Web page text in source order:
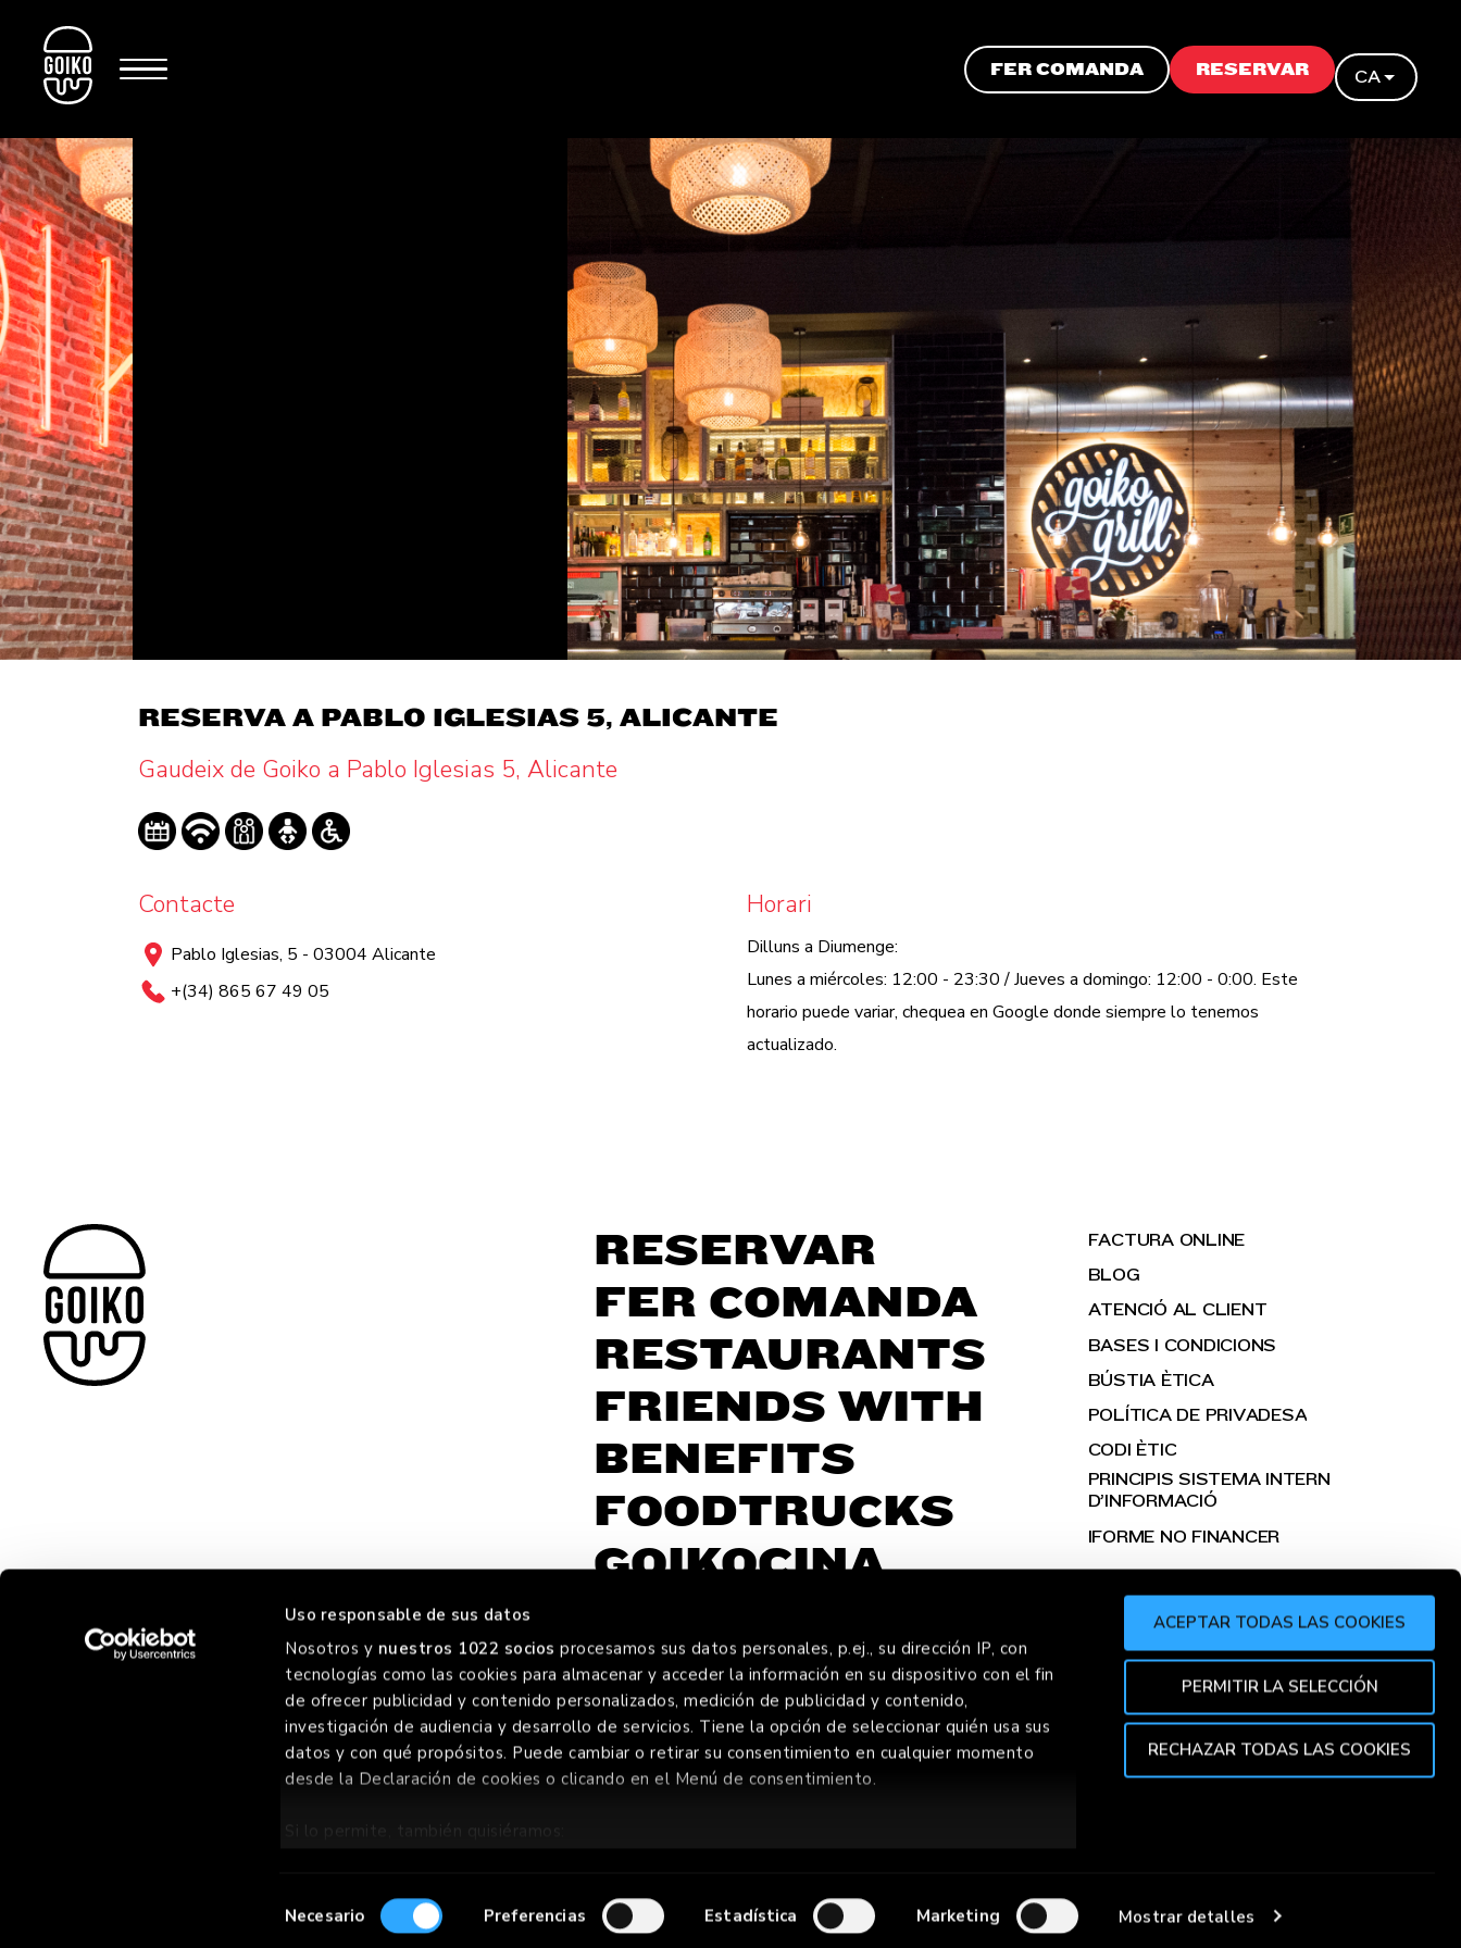
Uso responsable de sus datos
Nosotros y nuestros 1022 socios procesamos sus datos personales, p.ej., su dirección IP, con
tecnologías como las cookies para almacenar y acceder la información en su dispositivo con el fin
de ofrecer publicidad y contenido personalizados, medición de publicidad y contenido,
investigación de audiencia y desarrollo de servicios. Tiene la opción de seleccionar quién usa sus
datos y con qué propósitos. Puede cambiar o retirar su consentimiento en cualquier momento
desde la Declaración de cookies o clicando en el Menú de consentimiento.
Si lo permite, también quisiéramos:
Identificar su dispositivo analizándolo activamente para buscar características específicas
(huellas digitales)
de
Necesario Preferencias Estadística Marketing Mostrar detalles
ACEPTAR TODAS LAS COOKIES
PERMITIR LA SELECCIÓN
RECHAZAR TODAS LAS COOKIES
FER COMANDA RESERVAR CA
RESERVA A PABLO IGLESIAS 5, ALICANTE
Gaudeix de Goiko a Pablo Iglesias 5, Alicante
Contacte
Pablo Iglesias, 5 - 03004 Alicante
+(34) 865 67 49 05
Horari
Dilluns a Diumenge:
Lunes a miércoles: 12:00 - 23:30 / Jueves a domingo: 12:00 - 0:00. Este
horario puede variar, chequea en Google donde siempre lo tenemos
actualizado.
RESERVAR
FER COMANDA
RESTAURANTS
FRIENDS WITH
BENEFITS
FOODTRUCKS
GOIKOCINA
FACTURA ONLINE
BLOG
ATENCIÓ AL CLIENT
BASES I CONDICIONS
BÚSTIA ÈTICA
POLÍTICA DE PRIVADESA
CODI ÈTIC
PRINCIPIS SISTEMA INTERN
D’INFORMACIÓ
IFORME NO FINANCER
FOREVER